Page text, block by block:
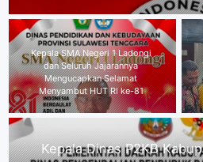
TPP PKK Koltim Kunjungi KWT
Wiawia Sebagai Bagian
Pembinaan Program
Direktur Kolaka Media